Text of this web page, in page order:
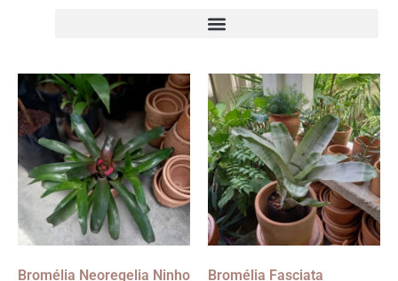
Bromélia Neoregelia Ninho Bromélia Fasciata